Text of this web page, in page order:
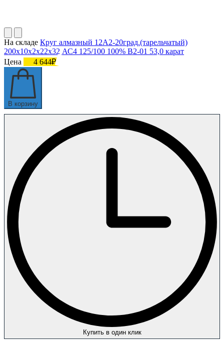
На складе Круг алмазный 12А2-20град.(тарельчатый)
200х10х2х22х32 АС4 125/100 100% В2-01 53,0 карат
Цена
4 644₽
В корзину
Купить в один клик